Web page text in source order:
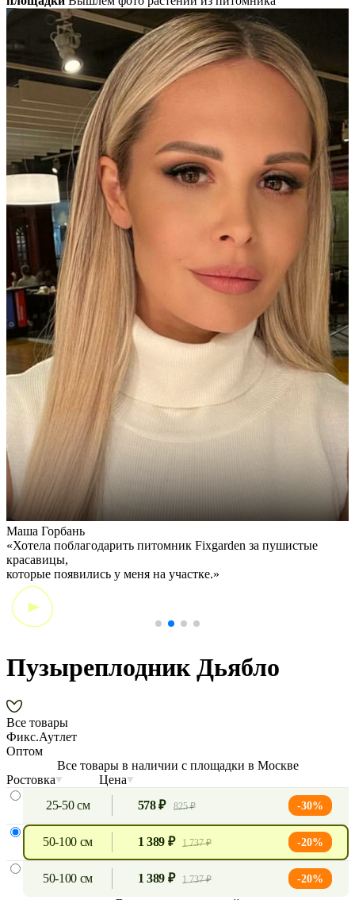
Маша Горбань
«Хотела поблагодарить питомник Fixgarden за пушистые
красавицы,
которые появились у меня на участке.»
Пузыреплодник Дьябло
Все товары
Фикс.Аутлет
Оптом
Все товары в наличии с площадки в Москве
Ростовка
Цена
25-50 см
578 ₽ 825 ₽ -30%
50-100 см 1 389 ₽ 1 737 ₽ -20%
50-100 см 1 389 ₽ 1 737 ₽ -20%